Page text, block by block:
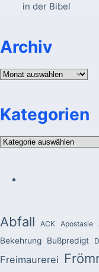
in der Bibel
Archiv
Archiv
Kategorien
Kategorien
Abfall ACK Apostasie
Bekehrung Bußpredigt
Freimaurerei